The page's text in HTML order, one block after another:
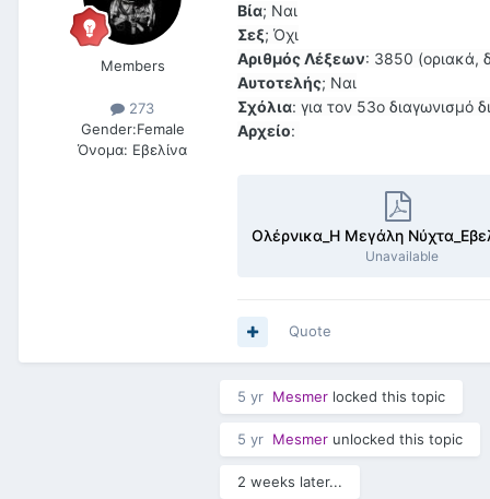
Members
273
Gender:Female
Όνομα: Εβελίνα
Βία; Ναι
Σεξ; Όχι
Αριθμός Λέξεων: 3850 (οριακά,
Αυτοτελής; Ναι
Σχόλια: για τον 53ο διαγωνισμό
Αρχείο:
Unavailable
Quote
5 yr Mesmer locked this topic
5 yr Mesmer unlocked this topic
2 weeks later...